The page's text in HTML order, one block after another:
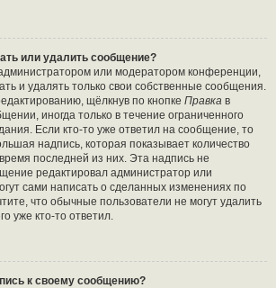
или удалить сообщение?
или модератором конференции,
и удалять только свои собственные сообщения.
щёлкнув по кнопке Правка в
иногда только в течение ограниченного
Если кто-то уже ответил на сообщение, то
надпись, которая показывает количество
последней из них. Эта надпись не
редактировал администратор или
сами написать о сделанных изменениях по
что обычные пользователи не могут удалить
уже кто-то ответил.
к своему сообщению?